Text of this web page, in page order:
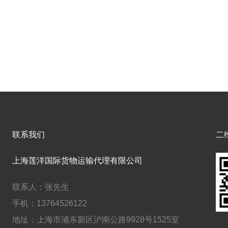
联系我们
上海莲洋国际货物运输代理有限公司
联系人： 张先生
手机： 13764526122
地址：上海市浦东新区沪南公路9928号1525室
二